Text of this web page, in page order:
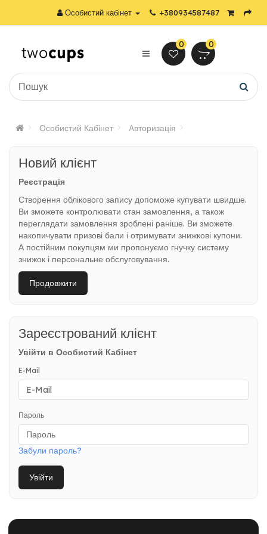
Особистий кабінет +380934587487
0 0
Особистий Кабінет Авторизація
Новий клієнт
Реєстрація
Створення облікового запису допоможе купувати швидше.
Ви зможете контролювати стан замовлення, а також
переглядати замовлення зроблені раніше. Ви зможете
накопичувати призові бали і отримувати знижкові купони.
А постійним покупцям ми пропонуємо гнучку систему
знижок і персональне обслуговування.
Продовжити
Зареєстрований клієнт
Увійти в Особистий Кабінет
E-Mail
Пароль
Забули пароль?